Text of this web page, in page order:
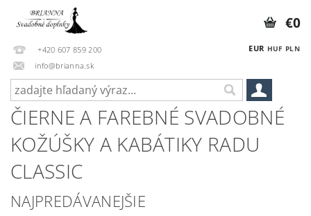
+420 607 859 200
info@brianna.sk
EUR HUF PLN
€0
ČIERNE A FAREBNÉ SVADOBNÉ
KOŽÚŠKY A KABÁTIKY RADU
CLASSIC
NAJPREDÁVANEJŠIE